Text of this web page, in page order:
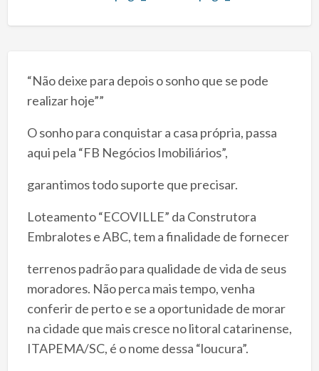
“Não deixe para depois o sonho que se pode
realizar hoje””
O sonho para conquistar a casa própria, passa
aqui pela “FB Negócios Imobiliários”,
garantimos todo suporte que precisar.
Loteamento “ECOVILLE” da Construtora
Embralotes e ABC, tem a finalidade de fornecer
terrenos padrão para qualidade de vida de seus
moradores. Não perca mais tempo, venha
conferir de perto e se a oportunidade de morar
na cidade que mais cresce no litoral catarinense,
ITAPEMA/SC, é o nome dessa “loucura”.